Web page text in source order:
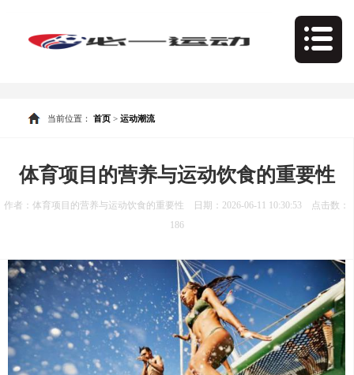
当前位置： 首页 > 运动潮流
体育项目的营养与运动饮食的重要性
作者：体育项目的营养与运动饮食的重要性 日期：2026-06-11 10:30:53 点击数：
186